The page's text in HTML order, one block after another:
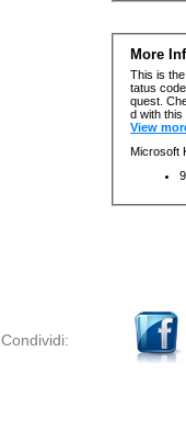
Condividi: